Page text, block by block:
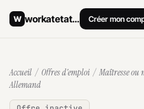
W workatetat
.ch Créer mon
Offres d'emploi
Accueil / Offres d'emploi / Maîtresse ou
Allemand